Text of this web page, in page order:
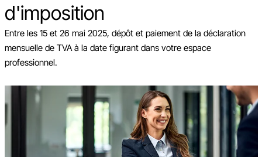
d'imposition
Entre les 15 et 26 mai 2025, dépôt et paiement de la déclaration
mensuelle de TVA à la date figurant dans votre espace
professionnel.